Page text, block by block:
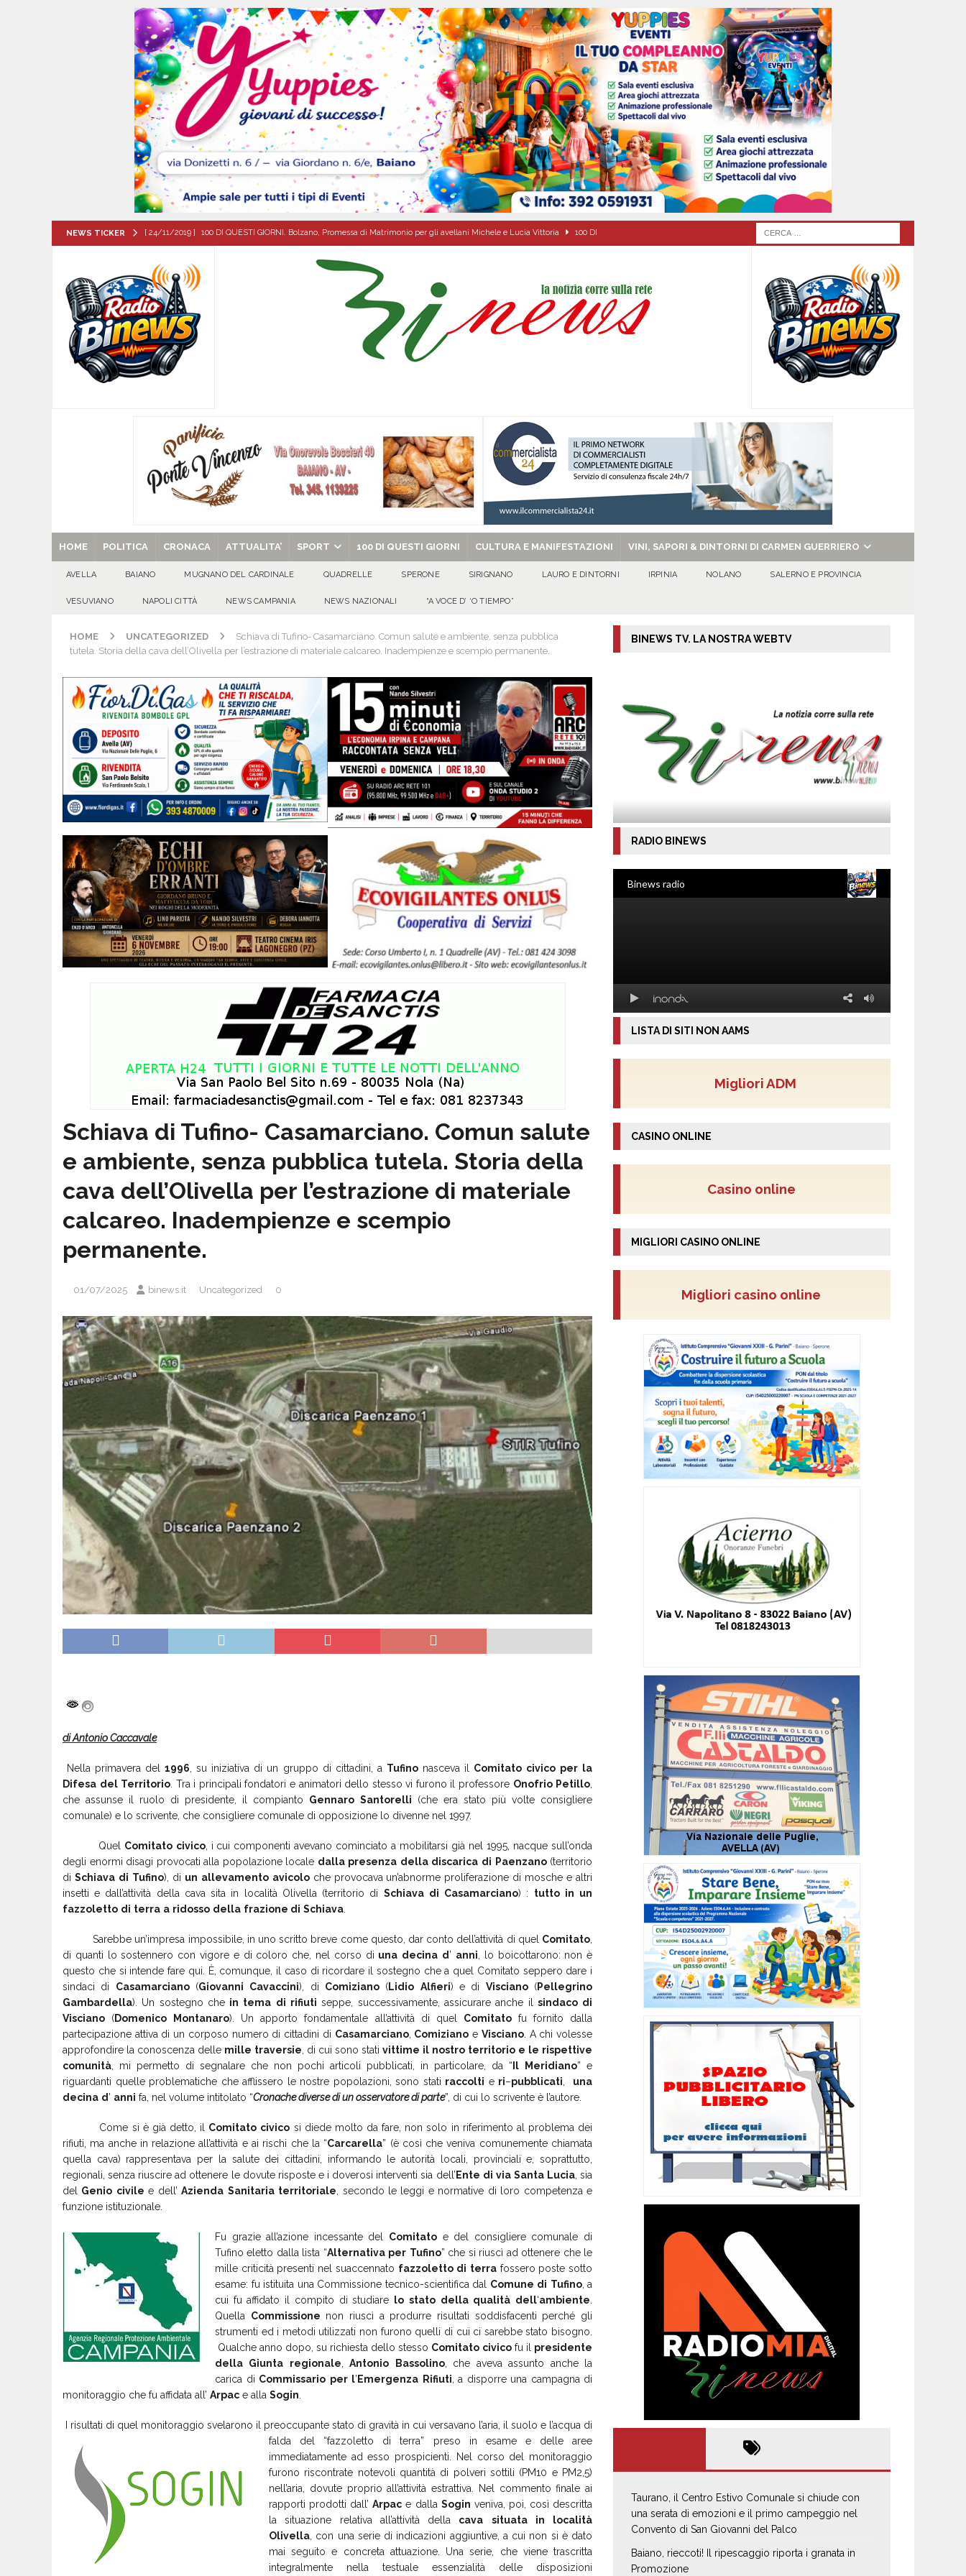
NEWS TICKER [ 24/11/2019 ] 100 DI QUESTI GIORNI. Bolzano, Promessa di Matrimonio per gli avellani Michele e Lucia Vittoria 100 DI
[ 05/08/2026 ] Taurano, il Centro Estivo Comunale si chiude con una serata di emozioni e il primo campeggio nel Convento di
San Giovanni del Palco
[ 05/08/2026 ] Baiano, rieccoti! Il ripescaggio riporta i granata in Promozione ATTUALITA'
[ 05/08/2026 ] Domicella in festa: Zahida Muhammad presta giuramento nella Polizia di Stato
[ 05/08/2026 ]
[ 05/08/2026 ] Usura ed estorsioni aggravate dal metodo mafioso: due persone in carcere dopo l’inchiesta della DDA di Napoli
CRONACA
[ 29/08/2025 ] SANT’Oggi. Venerdì 29 agosto la chiesa celebra il Martirio di san Giovanni Battista e santa Sabina EVIDENZA
HOME POLITICA CRONACA ATTUALITA’ SPORT 100 DI QUESTI GIORNI CULTURA E MANIFESTAZIONI VINI, SAPORI & DINTORNI DI CARMEN GUERRIERO
AVELLA BAIANO MUGNANO DEL CARDINALE QUADRELLE SPERONE SIRIGNANO LAURO E DINTORNI IRPINIA NOLANO SALERNO E PROVINCIA
VESUVIANO NAPOLI CITTÀ NEWS CAMPANIA NEWS NAZIONALI “A VOCE D’ ‘O TIEMPO”
HOME UNCATEGORIZED
Schiava di Tufino- Casamarciano. Comun salute e ambiente, senza pubblica
tutela. Storia della cava dell’Olivella per l’estrazione di materiale calcareo. Inadempienze e scempio permanente.
Schiava di Tufino- Casamarciano. Comun salute
e ambiente, senza pubblica tutela. Storia della
cava dell’Olivella per l’estrazione di materiale
calcareo. Inadempienze e scempio
permanente.
01/07/2025 binews.it Uncategorized 0
di Antonio Caccavale
Nella primavera del1996 , su iniziativa di un gruppo di cittadini, a Tufinonasceva il Comitato civico per la
Difesa del Territorio . Tra i principali fondatori e animatori dello stesso vi furono il professore Onofrio Petillo
che assunse il ruolo di presidente, il compianto Gennaro Santorelli (che era stato più volte consigliere
comunale) e lo scrivente, che consigliere comunale di opposizione lo divenne nel 1997.
Quel Comitato civico, i cui componenti avevano cominciato a mobilitarsi già nel 1995, nacque sull’onda
degli enormi disagi provocati alla popolazione locale dalla presenza della discarica di Paenzano(territorio
di Schiava di Tufino), di un allevamento avicoloche provocava un’abnorme proliferazione di mosche e altri
insetti e dall’attività della cava sita in località Olivella (territorio di Schiava di Casamarciano) : tutto in un
fazzoletto di terra a ridosso della frazione di Schiava
Sarebbe un’impresa impossibile, in uno scritto breve come questo, dar conto dell’attività di quel Comitato
di quanti lo sostennero con vigore e di coloro che, nel corso di una decina d ’ anni , lo boicottarono: non è
questo che si intende fare qui. È, comunque, il caso di ricordare il sostegno che a quel Comitato seppero dare i
sindaci di Casamarciano(Giovanni Cavaccini), di Comiziano (Lidio Alfieri) e di Visciano(Pellegrino
Gambardella). Un sostegno che in tema di rifiuti seppe, successivamente, assicurare anche il sindaco di
Visciano (Domenico Montanaro). Un apporto fondamentale all’attività di quel Comitatofu fornito dalla
partecipazione attiva di un corposo numero di cittadini di Casamarciano, Comiziano e Visciano. A chi volesse
approfondire la conoscenza delle mille traversie , di cui sono stativittime il nostro territorio e le rispettive
comunità , mi permetto di segnalare che non pochi articoli pubblicati, in particolare, da “ Il Meridiano” e
riguardanti quelle problematiche che afflissero le nostre popolazioni, sono stati raccolti e ri–pubblicati
una
decina d ’ anni fa, nel volume intitolato “Cronache diverse di un osservatore di parte”, di cui lo scrivente è l’autore.
Come si è già detto, il Comitato civico si diede molto da fare, non solo in riferimento al problema dei
rifiuti, ma anche in relazione all’attività e ai rischi che la “Carcarella” (è così che veniva comunemente chiamata
quella cava) rappresentava per la salute dei cittadini, informando le autorità locali, provinciali e, soprattutto,
regionali, senza riuscire ad ottenere le dovute risposte e i doverosi interventi sia dell’ Ente di via Santa Lucia , sia
del Genio civile e dell’Azienda Sanitaria territoriale , secondo le leggi e normative di loro competenza e
funzione istituzionale.
Fu grazie all’azione incessante del Comitato e del consigliere comunale di
Tufino eletto dalla lista “Alternativa per Tufino” che si riuscì ad ottenere che le
mille criticità presenti nel suaccennato fazzoletto di terrafossero poste sotto
esame: fu istituita una Commissione tecnico-scientifica dal Comune di Tufino, a
cui fu affidato il compito di studiare
lo stato della qualità dell‘ambiente
Quella Commissione non riuscì a produrre risultati soddisfacenti perché gli
strumenti ed i metodi utilizzati non furono quelli di cui ci sarebbe stato bisogno.
Qualche anno dopo, su richiesta dello stesso Comitato civico fu il presidente
della Giunta regionale ,Antonio Bassolino, che aveva assunto anche la
carica di Commissario per l’ Emergenza Rifiuti , a disporre una campagna di
monitoraggio che fu affidata all’ Arpac e alla Sogin
I risultati di quel monitoraggio svelarono il preoccupante stato di gravità in cui versavano l’aria, il suolo e l’acqua di
falda del “fazzoletto diterra” preso in esame e delle aree
immediatamente ad esso prospicienti. Nel corso del monitoraggio
furono riscontrate notevoli quantità di polveri sottili (PM10 e PM2,5)
nell’aria, dovute proprio all’attività estrattiva. Nel commento finale ai
rapporti prodotti dall’Arpac e dalla Sogin veniva, poi, così descritta
la situazione relativa all’attività della cava situata in
località
Olivella , con una serie di indicazioni aggiuntive, a cui non si è dato
mai seguito e concreta attuazione. Una serie, che viene trascritta
integralmente nella testuale essenzialità delle disposizioni
BINEWS TV. LA NOSTRA WEBTV
RADIO BINEWS
LISTA DI SITI NON AAMS
Migliori ADM
CASINO ONLINE
Casino online
MIGLIORI CASINO ONLINE
Migliori casino online
Taurano, il Centro Estivo Comunale si chiude con
una serata di emozioni e il primo campeggio nel
Convento di San Giovanni del Palco
Baiano, rieccoti! Il ripescaggio riporta i granata in
Promozione